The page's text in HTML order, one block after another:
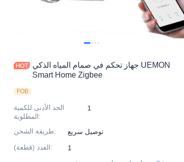
جهاز تحكم في صمام المياه الذكي UEMON
Smart Home Zigbee
FOB
الحد الأدنى للكمية
المطلوبة:
1
طريقة الشحن:
توصيل سريع
العدد (قطعة):
1